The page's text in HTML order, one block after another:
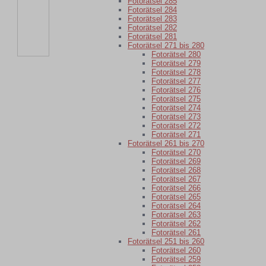
Fotorätsel 284
Fotorätsel 283
Fotorätsel 282
Fotorätsel 281
Fotorätsel 271 bis 280
Fotorätsel 280
Fotorätsel 279
Fotorätsel 278
Fotorätsel 277
Fotorätsel 276
Fotorätsel 275
Fotorätsel 274
Fotorätsel 273
Fotorätsel 272
Fotorätsel 271
Fotorätsel 261 bis 270
Fotorätsel 270
Fotorätsel 269
Fotorätsel 268
Fotorätsel 267
Fotorätsel 266
Fotorätsel 265
Fotorätsel 264
Fotorätsel 263
Fotorätsel 262
Fotorätsel 261
Fotorätsel 251 bis 260
Fotorätsel 260
Fotorätsel 259